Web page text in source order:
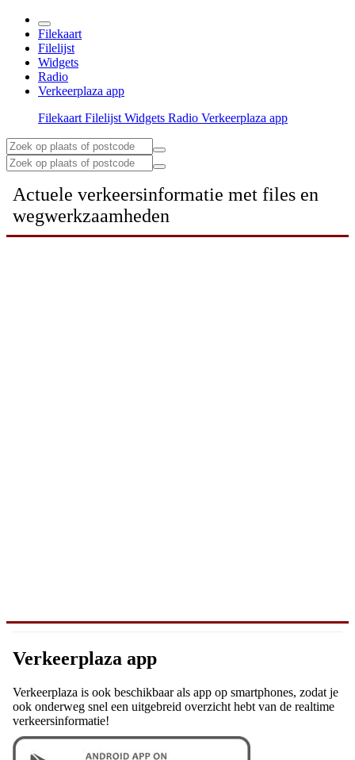
Filekaart
Filelijst
Widgets
Radio
Verkeerplaza app
Filekaart Filelijst Widgets Radio Verkeerplaza app
Actuele verkeersinformatie met files en
wegwerkzaamheden
Verkeerplaza app
Verkeerplaza is ook beschikbaar als app op smartphones, zodat je
ook onderweg snel een uitgebreid overzicht hebt van de realtime
verkeersinformatie!